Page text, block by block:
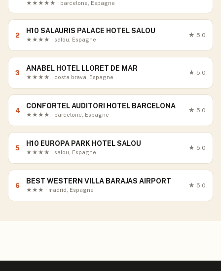
★★★★★ · barcelone, Espagne
2
H10 SALAURIS PALACE HOTEL SALOU
★★★★ · salou, Espagne
★ 5.0
3
ANABEL HOTEL LLORET DE MAR
★★★★ · costa brava, Espagne
★ 5.0
4
CONFORTEL AUDITORI HOTEL BARCELONA
★★★★ · barcelone, Espagne
★ 5.0
5
H10 EUROPA PARK HOTEL SALOU
★★★★ · salou, Espagne
★ 5.0
6
BEST WESTERN VILLA BARAJAS AIRPORT
★★★ · madrid, Espagne
★ 5.0